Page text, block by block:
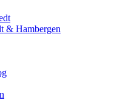
& Hambergen